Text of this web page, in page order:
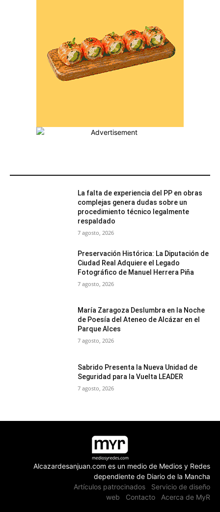
La falta de experiencia del PP en obras
complejas genera dudas sobre un
procedimiento técnico legalmente
respaldado
7 agosto, 2026
Preservación Histórica: La Diputación de
Ciudad Real Adquiere el Legado
Fotográfico de Manuel Herrera Piña
7 agosto, 2026
María Zaragoza Deslumbra en la Noche
de Poesía del Ateneo de Alcázar en el
Parque Alces
7 agosto, 2026
Sabrido Presenta la Nueva Unidad de
Seguridad para la Vuelta LEADER
7 agosto, 2026
Alcazardesanjuan.com es un medio de Medios y Redes
dependiente de Diario de la Mancha
Artículos patrocinados
Servicio de diseño
web
Contacto Acerca de MyR